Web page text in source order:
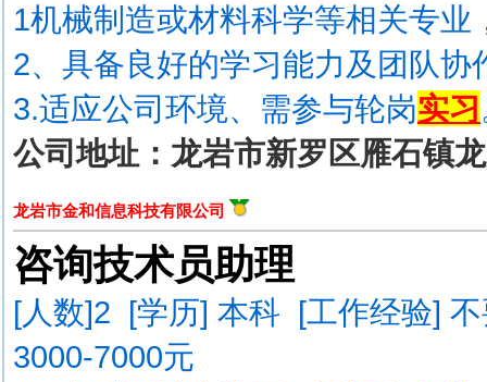
1机械制造或材料科学等相关专
2、具备良好的学习能力及团队协
3.适应公司环境、需参与轮岗实习
公司地址：龙岩市新罗区雁石镇
龙岩市金和信息科技有限公司
咨询技术员助理
[人数]2 [学历] 本科 [工作经验]
3000-7000元